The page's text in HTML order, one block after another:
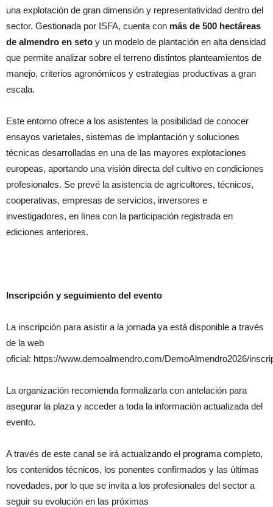
una explotación de gran dimensión y representatividad dentro del
sector. Gestionada por ISFA, cuenta con más de 500 hectáreas
de almendro en seto y un modelo de plantación en alta densidad
que permite analizar sobre el terreno distintos planteamientos de
manejo, criterios agronómicos y estrategias productivas a gran
escala.
Este entorno ofrece a los asistentes la posibilidad de conocer
ensayos varietales, sistemas de implantación y soluciones
técnicas desarrolladas en una de las mayores explotaciones
europeas, aportando una visión directa del cultivo en condiciones
profesionales. Se prevé la asistencia de agricultores, técnicos,
cooperativas, empresas de servicios, inversores e
investigadores, en línea con la participación registrada en
ediciones anteriores.
Inscripción y seguimiento del evento
La inscripción para asistir a la jornada ya está disponible a través
de la web
oficial: https://www.demoalmendro.com/DemoAlmendro2026/
La organización recomienda formalizarla con antelación para
asegurar la plaza y acceder a toda la información actualizada del
evento.
A través de este canal se irá actualizando el programa completo,
los contenidos técnicos, los ponentes confirmados y las últimas
novedades, por lo que se invita a los profesionales del sector a
seguir su evolución en las próximas